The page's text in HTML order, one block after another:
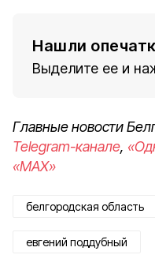
Нашли
Выделите ее и
Главные новости
Telegram-канале,
«MAX»
белгородская область
евгений поддубный